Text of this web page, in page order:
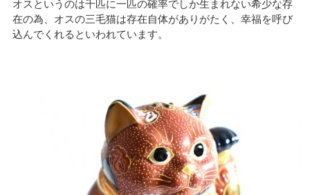
オスというのは千匹に一匹の確率でしか生まれない希少な存
在の為、オスの三毛猫は存在自体がありがたく、幸福を呼び
込んでくれるといわれています。